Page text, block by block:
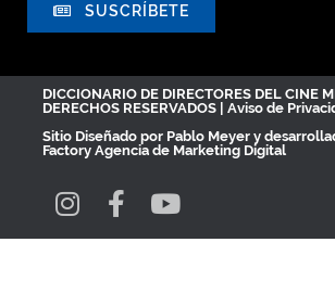
SUSCRÍBETE
DICCIONARIO DE DIRECTORES DEL CINE
DERECHOS RESERVADOS | Aviso de
Sitio Diseñado por Pablo Meyer y
Factory Agencia de Marketing Digital